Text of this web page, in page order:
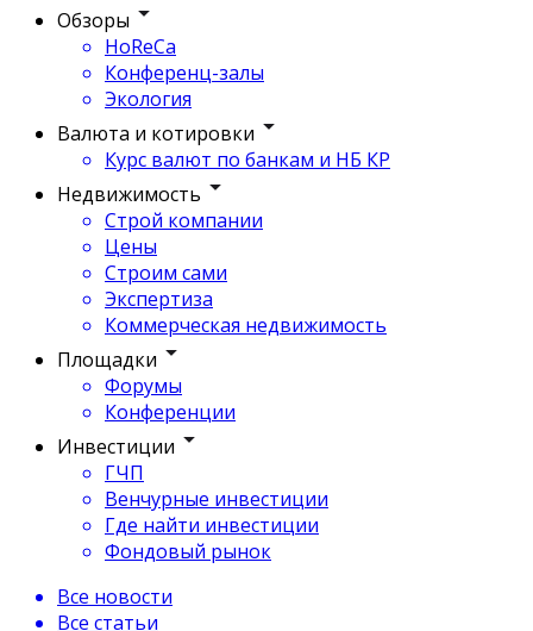
Обзоры
HoReCa
Конференц-залы
Экология
Валюта и котировки
Курс валют по банкам и НБ КР
Недвижимость
Строй компании
Цены
Строим сами
Экспертиза
Коммерческая недвижимость
Площадки
Форумы
Конференции
Инвестиции
ГЧП
Венчурные инвестиции
Где найти инвестиции
Фондовый рынок
Все новости
Все статьи